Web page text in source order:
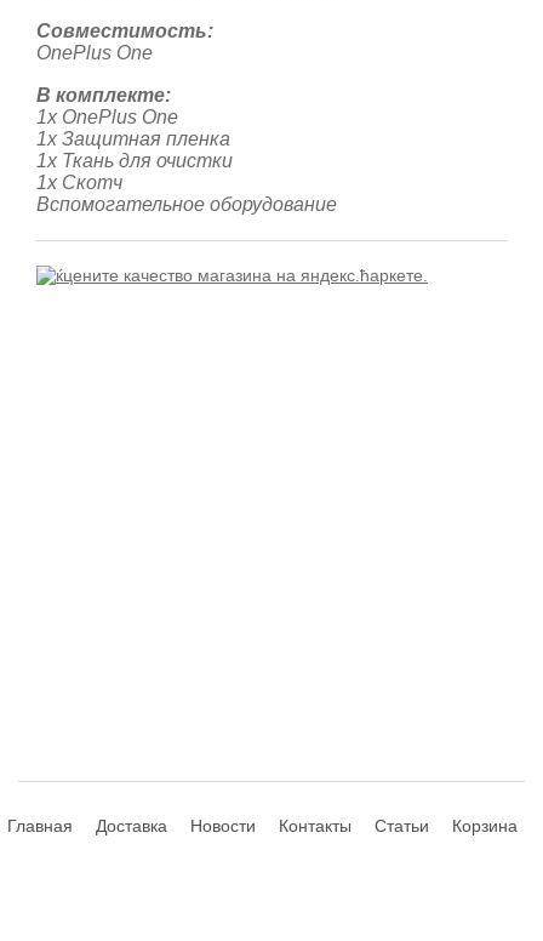
Совместимость:
OnePlus One
В комплекте:
1х OnePlus One
1х Защитная пленка
1х Ткань для очистки
1x Скотч
Вспомогательное оборудование
Главная Доставка Новости Контакты Статьи Корзина